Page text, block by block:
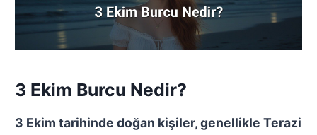
3 Ekim Burcu Nedir?
3 Ekim tarihinde doğan kişiler, genellikle Terazi